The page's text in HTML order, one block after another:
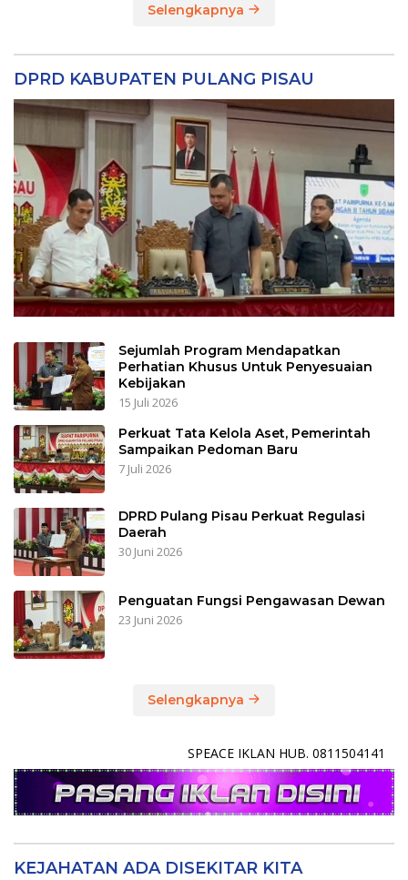
Selengkapnya
DPRD KABUPATEN PULANG PISAU
Sejumlah Program Mendapatkan
Perhatian Khusus Untuk Penyesuaian
Kebijakan
15 Juli 2026
Perkuat Tata Kelola Aset, Pemerintah
Sampaikan Pedoman Baru
7 Juli 2026
DPRD Pulang Pisau Perkuat Regulasi
Daerah
30 Juni 2026
Penguatan Fungsi Pengawasan Dewan
23 Juni 2026
Selengkapnya
SPEACE IKLAN HUB. 0811504141
KEJAHATAN ADA DISEKITAR KITA